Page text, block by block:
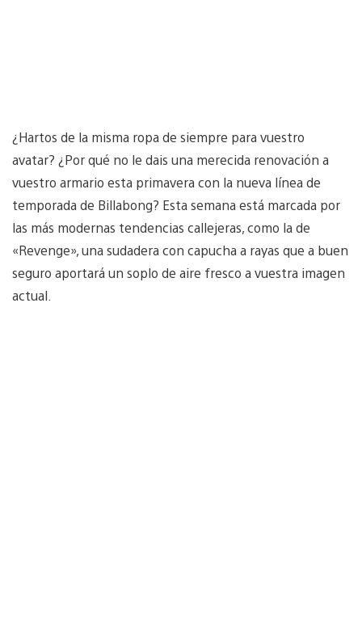
¿Hartos de la misma ropa de siempre para vuestro
avatar? ¿Por qué no le dais una merecida renovación a
vuestro armario esta primavera con la nueva línea de
temporada de Billabong? Esta semana está marcada por
las más modernas tendencias callejeras, como la de
«Revenge», una sudadera con capucha a rayas que a buen
seguro aportará un soplo de aire fresco a vuestra imagen
actual.